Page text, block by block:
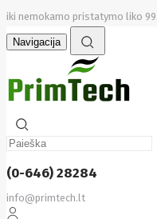
iki nemokamo pristatymo liko
Navigacija
(0-646) 28284
info@primtech.lt